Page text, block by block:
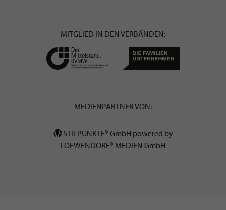
MITGLIED IN DEN VERBÄNDEN:
MEDIENPARTNER VON:
STILPUNKTE® GmbH powered by
LOEWENDORF® MEDIEN GmbH